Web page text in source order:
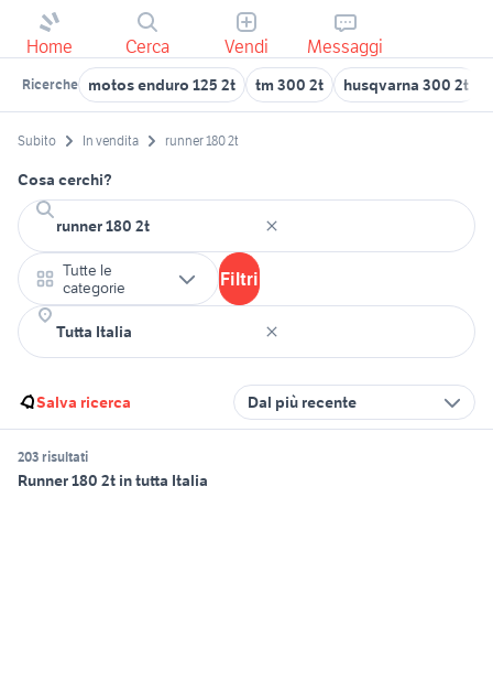
Home Cerca Vendi Messaggi
Ricerche motos enduro 125 2t tm 300 2t husqvarna 300 2t
Subito In vendita runner 180 2t
Cosa cerchi?
Tutte le
categorie
Filtri
Salva ricerca Dal più recente
203 risultati
Runner 180 2t in tutta Italia